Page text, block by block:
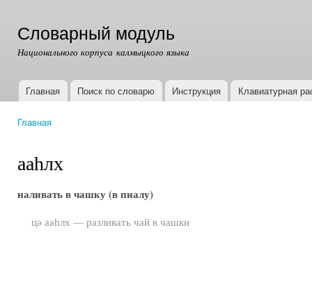
Словарный модуль
Национального корпуса калмыцкого языка
Главное меню
Главная Поиск по словарю Инструкция Клавиатурная
Главная
ааһлх
наливать в чашку (в пиалу)
цә ааһлх — разливать чай в чашки